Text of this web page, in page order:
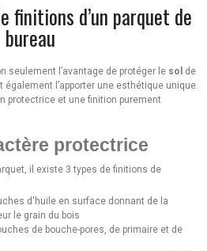
finitions d’un parquet de
bureau
seulement l’avantage de protéger le sol de
l’apporter une esthétique unique.
protectrice et une finition purement
protectrice
il existe 3 types de finitions de
d'huile en surface donnant de la
le grain du bois
de bouche-pores, de primaire et de